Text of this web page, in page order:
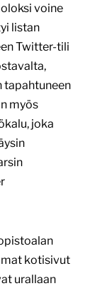
voine
listan
Twitter-tili
tapahtuneen
myös
joka
kotisivut
urallaan